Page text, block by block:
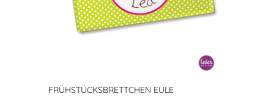
FRÜHSTÜCKSBRETTCHEN EULE